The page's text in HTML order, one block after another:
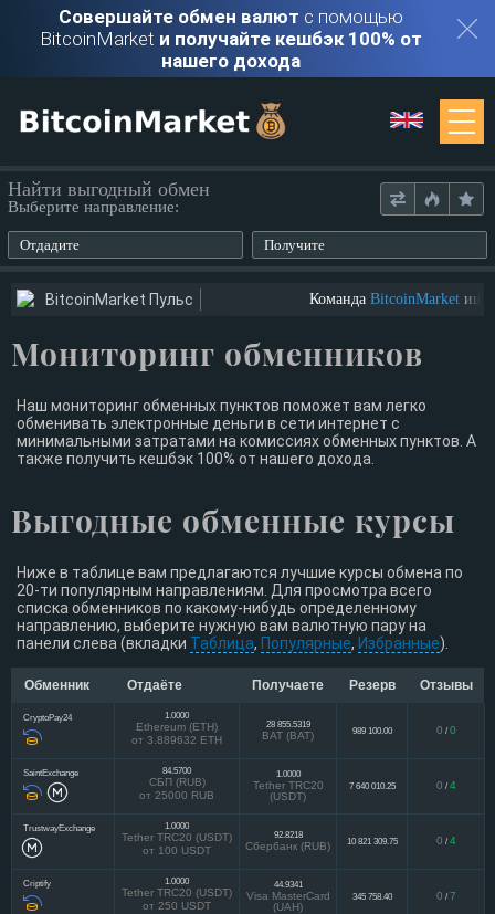
Совершайте обмен валют с помощью
BitcoinMarket и получайте кешбэк 100% от
нашего дохода
Обменники
Войти
Регистрация
Найти выгодный обмен
Выберите направление:
Отдадите Получите
BitcoinMarket Пульс Команда BitcoinMarketищет
Мониторинг обменников
Наш мониторинг обменных пунктов поможет вам легко
обменивать электронные деньги в сети интернет с
минимальными затратами на комиссиях обменных пунктов. А
также получить кешбэк 100% от нашего дохода.
Выгодные обменные курсы
Ниже в таблице вам предлагаются лучшие курсы обмена по
20-ти популярным направлениям. Для просмотра всего
списка обменников по какому-нибудь определенному
направлению, выберите нужную вам валютную пару на
панели слева (вкладки Таблица, Популярные, Избранные).
Обменник Отдаёте Получаете Резерв Отзывы
CryptoPay24 1.0000
Ethereum (ETH)
от 3.889632 ETH
28 855.5319
BAT (BAT) 989 100.00 0 / 0
SaintExchange 84.5700
СБП (RUB)
от 25000 RUB
1.0000
Tether TRC20
(USDT)
7 640 010.25 0 / 4
TrustwayExchange 1.0000
Tether TRC20 (USDT)
от 100 USDT
92.8218
Сбербанк (RUB) 10 821 309.75 0 / 4
Criptify 1.0000
Tether TRC20 (USDT)
от 250 USDT
44.9341
Visa MasterCard
(UAH)
345 758.40 0 / 7